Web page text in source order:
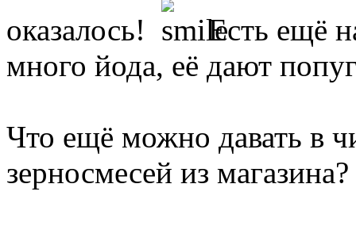
оказалось!
Есть ещё
много йода, её дают
Что ещё можно давать в
зерносмесей из магазина?